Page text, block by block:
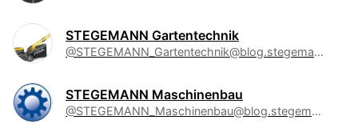
STEGEMANN Gartentechnik
@STEGEMANN_Gartentechnik@blog.stegemann.de
STEGEMANN Maschinenbau
@STEGEMANN_Maschinenbau@blog.stegemann.de